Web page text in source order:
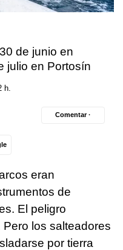
de junio en
julio en Portosín
h.
Comentar ·
eran
de
El peligro
los salteadores
por tierra